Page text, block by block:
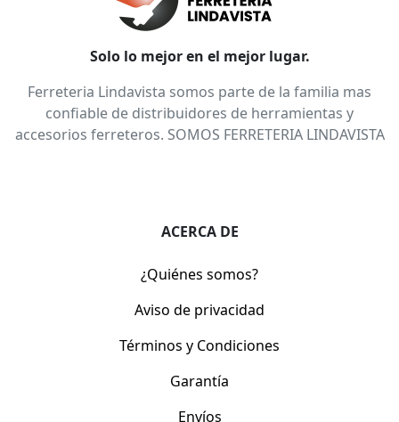
Solo lo mejor en el mejor lugar.
Ferreteria Lindavista somos parte de la familia mas
confiable de distribuidores de herramientas y
accesorios ferreteros. SOMOS FERRETERIA LINDAVISTA
ACERCA DE
¿Quiénes somos?
Aviso de privacidad
Términos y Condiciones
Garantía
Envíos